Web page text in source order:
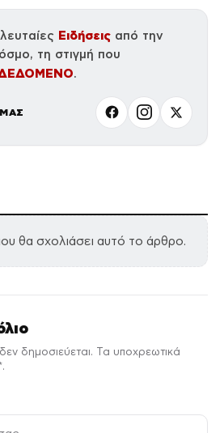
Ειδήσεις από την
τη στιγμή που
.
θα σχολιάσει αυτό το άρθρο.
δημοσιεύεται. Τα υποχρεωτικά